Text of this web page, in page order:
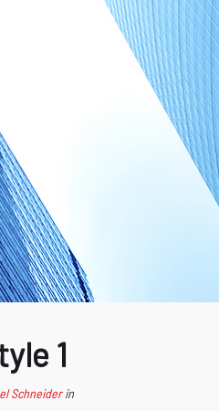
1
Schneider in